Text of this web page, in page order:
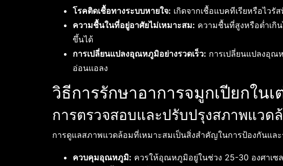
โรคติดเชื้อทางระบบหายใจ: เกิดจากเชื้อแบคทีเรียหรือไวรั
ความชื้นในที่อยู่อาศัยไม่เหมาะสม: ความชื้นที่สูงหรือต่ำเกิ
ขึ้นได้
การเปลี่ยนแปลงอุณหภูมิอย่างรวดเร็ว: การเปลี่ยนแปลงอุณ
อ่อนแอลง
วิธีการรักษาอาการจมูกเปียกในเ
การตรวจสอบและปรับปรุงสภาพแวด
การดูแลสภาพแวดล้อมที่เหมาะสมเป็นสิ่งสำคัญในการป้องกันแล
ควบคุมอุณหภูมิ: ควรให้อุณหภูมิอยู่ในช่วง 25-30 องศาเซ